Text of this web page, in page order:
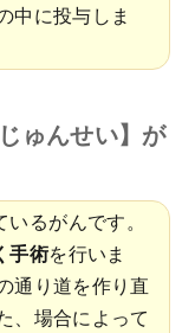
中に投与しま
ゅんせい】が
るがんです。
手術を行いま
通り道を作り直
、場合によって